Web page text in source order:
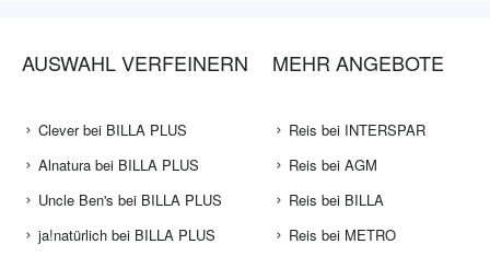
AUSWAHL VERFEINERN
Clever bei BILLA PLUS
Alnatura bei BILLA PLUS
Uncle Ben's bei BILLA PLUS
ja!natürlich bei BILLA PLUS
MEHR ANGEBOTE
Reis bei INTERSPAR
Reis bei AGM
Reis bei BILLA
Reis bei METRO